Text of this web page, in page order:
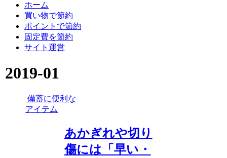
ホーム
買い物で節約
ポイントで節約
固定費を節約
サイト運営
2019-01
備蓄に便利な
アイテム
あかぎれや切り
傷には「早い・